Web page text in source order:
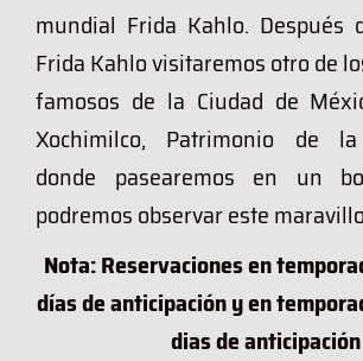
mundial Frida Kahlo. Después
Frida Kahlo visitaremos otro de
famosos de la Ciudad de
Xochimilco, Patrimonio de la
donde pasearemos en un
podremos observar este
Nota: Reservaciones en
días de anticipación y en
dias de anticipación